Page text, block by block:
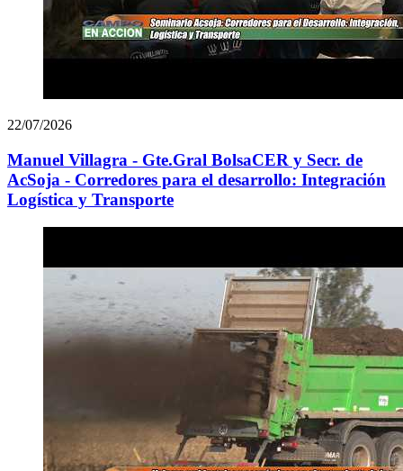
22/07/2026
Manuel Villagra - Gte.Gral BolsaCER y Secr. de
AcSoja - Corredores para el desarrollo: Integración
Logística y Transporte